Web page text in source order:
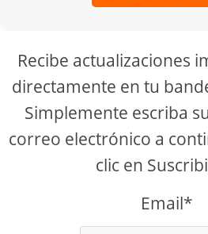
Recibe actualizaciones
directamente en tu
Simplemente escriba
correo electrónico a
clic en
Email*